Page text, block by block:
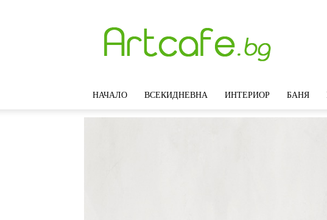
–
Модерни
дизайн,
НАЧАЛО ВСЕКИДНЕВНА ИНТЕРИОР БАНЯ